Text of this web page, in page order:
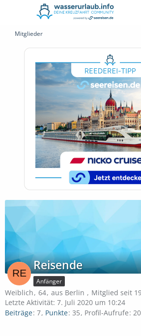
Mitglieder
Reisende
Anfänger
Weiblich 64 aus Berlin
Mitglied seit
Letzte Aktivität: 7. Juli 2020 um 10:24
Beiträge 7 Punkte 35 Profil-Aufrufe